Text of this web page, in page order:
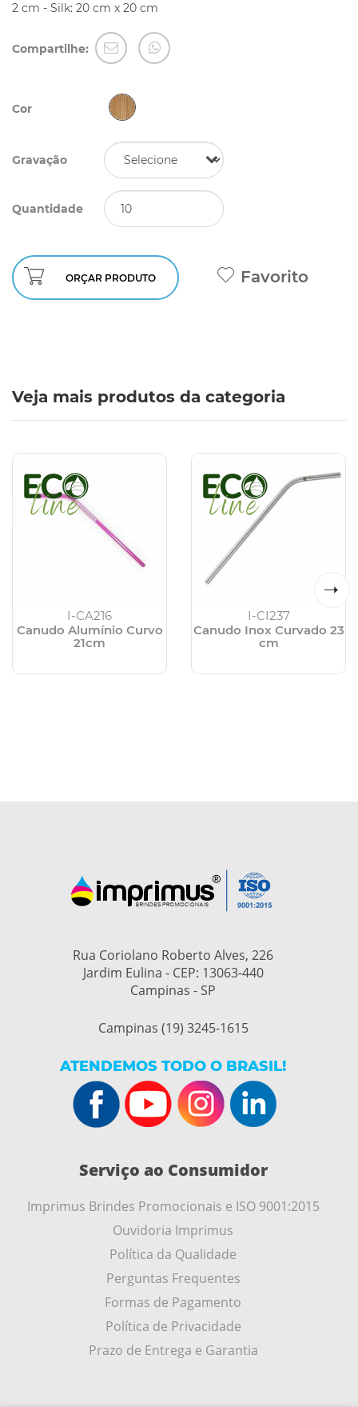
2 cm - Silk: 20 cm x 20 cm
Compartilhe:
Cor
Gravação
Quantidade
ORÇAR PRODUTO Favorito
Veja mais produtos da categoria
I-CA216
Canudo Alumínio Curvo
21cm
I-CI237
Canudo Inox Curvado 23
cm
Rua Coriolano Roberto Alves, 226
Jardim Eulina - CEP: 13063-440
Campinas - SP
Campinas (19) 3245-1615
ATENDEMOS TODO O BRASIL!
Serviço ao Consumidor
Imprimus Brindes Promocionais e ISO 9001:2015
Ouvidoria Imprimus
Política da Qualidade
Perguntas Frequentes
Formas de Pagamento
Política de Privacidade
Prazo de Entrega e Garantia